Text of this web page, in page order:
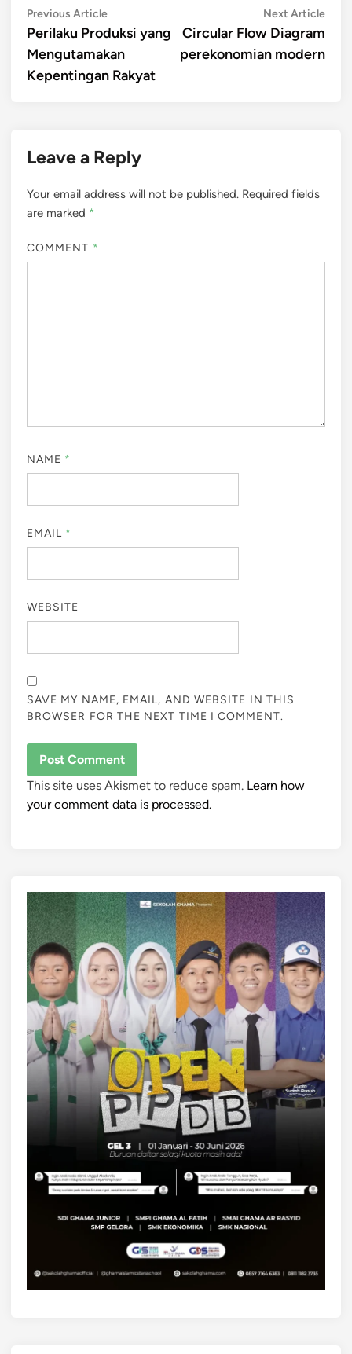
Post
navigation
Previous ArticlePrevious
article:
Perilaku Produksi yang
Mengutamakan
Kepentingan Rakyat
Next ArticleNext
Circular Flow Diagram
perekonomian modern
Leave a Reply
Your email address will not be published. Required fields
are marked *
COMMENT *
NAME *
EMAIL *
WEBSITE
SAVE MY NAME, EMAIL, AND WEBSITE IN THIS
BROWSER FOR THE NEXT TIME I COMMENT.
This site uses Akismet to reduce spam. Learn how
your comment data is processed.